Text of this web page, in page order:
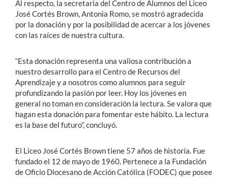
Al respecto, la secretaria del Centro de Alumnos del Liceo
José Cortés Brown, Antonia Romo, se mostró agradecida
por la donación y por la posibilidad de acercar a los jóvenes
con las raíces de nuestra cultura.
“Esta donación representa una valiosa contribución a
nuestro desarrollo para el Centro de Recursos del
Aprendizaje y a nosotros como alumnos para seguir
profundizando la pasión por leer. Hoy los jóvenes en
general no toman en consideración la lectura. Se valora que
hagan esta donación para fomentar este hábito. La lectura
es la base del futuro”, concluyó.
El Liceo José Cortés Brown tiene 57 años de historia. Fue
fundado el 12 de mayo de 1960. Pertenece a la Fundación
de Oficio Diocesano de Acción Católica (FODEC) que posee